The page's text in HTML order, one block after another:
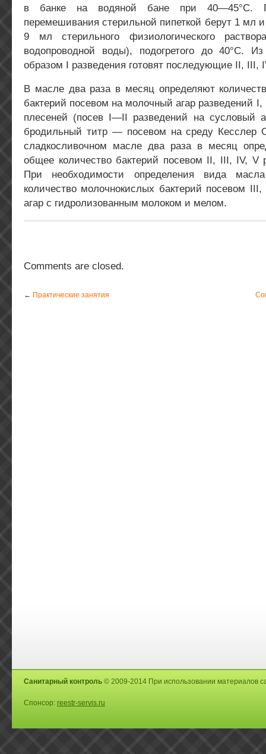
в банке на водяной бане при 40—45°С.
перемешивания стерильной пипеткой берут 1 мл
9 мл стерильного физиологического
водопроводной воды), подогретого до 40°С. Из
образом I разведения готовят последующие II, III,
В масле два раза в месяц определяют
бактерий посевом на молочный агар разведений
плесеней (посев I—II разведений на сусловый
бродильный титр — посевом на среду Кесслер
сладкосливочном масле два раза в месяц
общее количество бактерий посевом II, III, IV,
При необходимости определения вида
количество молочнокислых бактерий посевом
агар с гидролизованным молоком и мелом.
Comments are closed.
← Практические занятия
Санитарный контроль © 2009-2014 При использовании материалов
Спонсор: reestr-servis.ru